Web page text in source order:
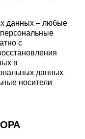
данных – любые
персональные
с
в
данных
носители